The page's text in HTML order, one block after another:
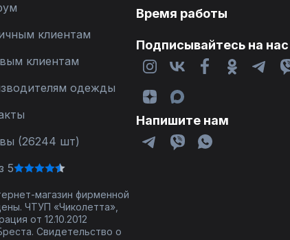
клиентам
клиентам
одежды
(26244 шт)
5
Время работы
Подписывайтесь на нас
Напишите нам
магазин фирменной
ЧТУП «Чиколетта»,
от 12.10.2012
Свидетельство о